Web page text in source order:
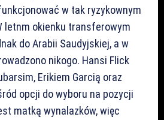
w tak ryzykownym
letnm okienku transferowym
do Arabii Saudyjskiej, a w
nikogo. Hansi Flick
Erikiem Garcią oraz
opcji do wyboru na pozycji
matką wynalazków, więc